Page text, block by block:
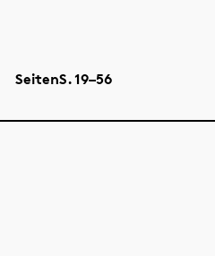
SeitenS.19–56